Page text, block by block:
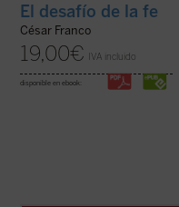
El desafío de la fe
César Franco
19,00€ IVA incluido
disponible en ebook: